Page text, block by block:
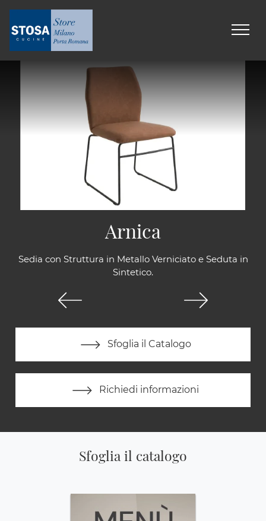
Sedia con Struttura in Metallo Verniciato e Seduta in
Sintetico.
Sfoglia il Catalogo
Richiedi informazioni
Arnica
Sfoglia il catalogo